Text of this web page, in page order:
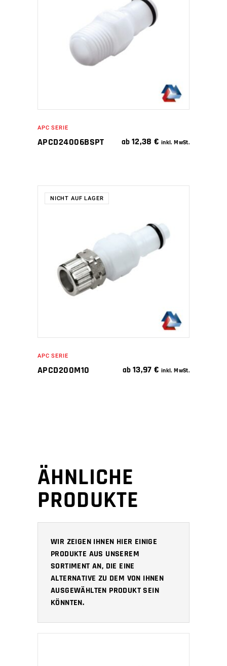
IN DEN WARENKORB
APC SERIE
APCD24006BSPT ab 12,38€ inkl. MwSt.
NICHT AUF LAGER
WEITERLESEN
APC SERIE
APCD200M10 ab 13,97€ inkl. MwSt.
ÄHNLICHE
PRODUKTE
WIR ZEIGEN IHNEN HIER EINIGE
PRODUKTE AUS UNSEREM
SORTIMENT AN, DIE EINE
ALTERNATIVE ZU DEM VON IHNEN
AUSGEWÄHLTEN PRODUKT SEIN
KÖNNTEN.